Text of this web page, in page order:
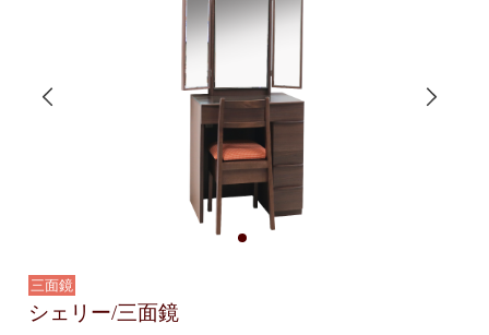
三面鏡
シェリー/三面鏡